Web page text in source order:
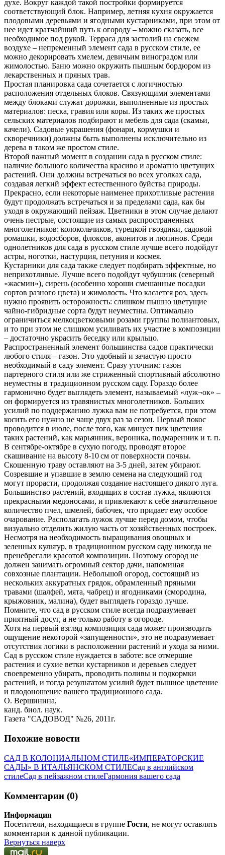
духе. Вокруг каждой такой постройки формируется
соответствующий блок. Например, летняя кухня окружается
плодовыми деревьями и ягодными кустарниками, при этом от
нее идет кратчайший путь к огороду – можно сказать, все
необходимое под рукой. Терраса для застолий на свежем
воздухе – непременный элемент сада в русском стиле, ее
можно декорировать хмелем, девичьим виноградом или
жимолостью. Баню можно окружить пышным бордюром из
лекарственных и пряных трав.
Простая планировка сада сочетается с логичностью
расположения отдельных блоков. Связующими элементами
между блоками служат дорожки, выполненные из простых
материалов: песка, гравия или коры. Из таких же простых
сельских материалов подбирают и мебель для сада (скамьи,
качели). Садовые украшения (фонари, кормушки и
скворечники) должны быть выполнены исключительно из
дерева в таком же простом стиле.
Второй важный момент в создании сада в русском стиле:
наличие большого количества красиво и ароматно цветущих
растений. Они должны встречаться во всех уголках сада,
создавая легкий эффект естественного буйства природы.
Прекрасно, если некоторые наименее прихотливые растения
будут продолжать встречаться и за пределами сада, как бы
уходя в окружающий пейзаж. Цветники в этом случае делают
очень пестрые, состоящие из самых распространенных
многолетников: колокольчиков, турецкой гвоздики, садовой
ромашки, водосборов, флоксов, аконитов и люпинов. Среди
однолетников для сада в русском стиле лучше всего подойдут
астры, ноготки, настурция, петуния и космея.
Кустарники для сада также следует подбирать эффектные, но
неприхотливые. Лучше всего подойдут чубушник (северный
«жасмин»), сирень (особенно хороши смешанные посадки
сортов разного цвета) и жимолость. Что касается роз, здесь
нужно проявить осторожность: слишком пышно цветущие
чайно-гибридные сорта будут неуместны. Оптимально
ограничиться мелкоцветковыми розами группы полиантовых,
и то при этом не слишком усиливать их участие в композиции
– достаточно украсить беседку или крыльцо.
Распространенный элемент большинства садов практически
любого стиля – газон. Это удобный и зачастую просто
необходимый в саду элемент. Сразу уточним: газон
партерного стиля или же стриженный спортивный абсолютно
неуместны в традиционном русском саду. Гораздо более
гармонично будет выглядеть элемент, называемый «луж¬ок» –
он формируется из травянистых многолетников. Больших
усилий по поддержанию лужка вам не потребуется, при этом
косить его нужно не чаще двух раз за сезон. Первый покос
проводится в июле, после того, как минует пик цветения
таких растений, как марьянник, вероника, подмаренник и т. п.
В сентябре-октябре в сухую погоду, проводят второе
скашивание на высоту 8-10 см от поверхности почвы.
Скошенную траву оставляют на 3-5 дней, затем убирают.
Созревшие и упавшие в землю семена на следующий год
могут прорасти, продолжая создание настоящего дикого луга.
Большинство растений, входящих в состав лужка, являются
прекрасными медоносами, и привлекают к себе значительное
количество пчел, шмелей, бабочек, что придает ему особое
очарование. Располагать лужок лучше перед домом, чтобы
визуально отделить жилую часть от хозяйственных построек.
Несмотря на необходимость выращивания овощных и
зеленных культур, в традиционном русском саду никогда не
пренебрегали красотой композиции. Поэтому огород не
должен занимать огромный сектор дачи, напоминая
совхозные плантации. Небольшой огород, состоящий из
нескольких аккуратных грядок, обрамленный пряными
травами (шалфей, мята, чабрец) и ягодниками (смородина,
крыжовник, малина), будет выглядеть гораздо лучше.
Помните, что сад в русском стиле всегда подразумевает
приятный досуг, а не только работу в огороде.
Хотя на первый взгляд композиция сада может производить
ощущение некоторой «запущенности», это не подразумевает
отсутствия логики в расположении растений и ухода за ними.
Сад в русском стиле нуждается в заботе: все отмершие
растения и сухие ветки кустарников и деревьев следует
своевременно убирать, проводить поливы и подкормки
растений, и тогда результатом усилий будет пышное цветение
и плодоношение вашего традиционного сада.
О. Вершинина,
канд. биол. наук.
Газета "САДОВОД" №26, 2011г.
Похожие новости
САД В КОЛОНИАЛЬНОМ СТИЛЕ«ИМПЕРАТОРСКИЕ
САДЫ» В ИТАЛЬЯНСКОМ СТИЛЕСад в английском
стилеСад в пейзажном стилеГармония вашего сада
Комментарии (0)
Информация
Посетители, находящиеся в группе Гости, не могут оставлять
комментарии к данной публикации.
Вернуться наверх